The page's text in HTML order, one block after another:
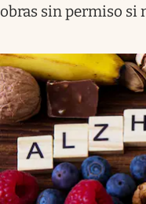
obras sin permiso si